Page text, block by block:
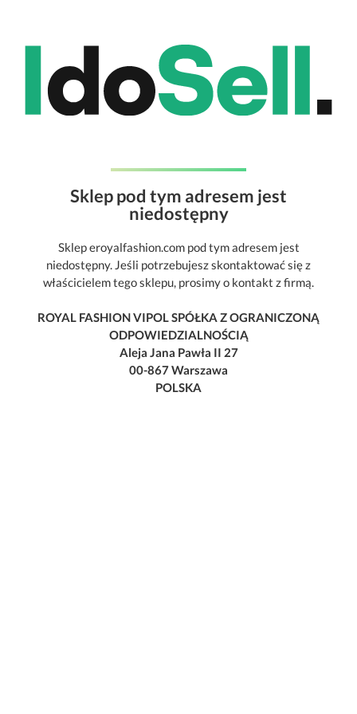
Sklep pod tym adresem jest
niedostępny
Sklep eroyalfashion.com pod tym adresem jest
niedostępny. Jeśli potrzebujesz skontaktować się z
właścicielem tego sklepu, prosimy o kontakt z firmą.
ROYAL FASHION VIPOL SPÓŁKA Z OGRANICZONĄ
ODPOWIEDZIALNOŚCIĄ
Aleja Jana Pawła II 27
00-867 Warszawa
POLSKA